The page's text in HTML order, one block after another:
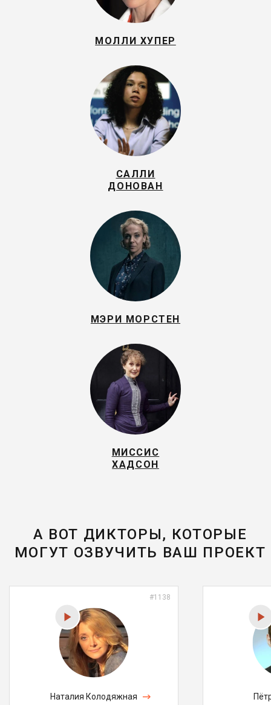
МОЛЛИ ХУПЕР
САЛЛИ
ДОНОВАН
МЭРИ МОРСТЕН
МИССИС
ХАДСОН
А ВОТ ДИКТОРЫ, КОТОРЫЕ
МОГУТ ОЗВУЧИТЬ ВАШ ПРОЕКТ
#1138
Наталия Колодяжная